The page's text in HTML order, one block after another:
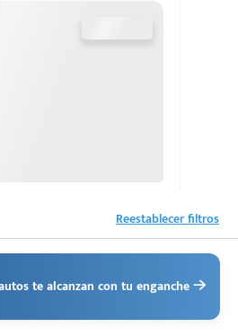
Reestablecer filtros
te alcanzan con tu enganche